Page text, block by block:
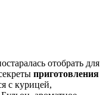
отобрать для
приготовления
с курицей,